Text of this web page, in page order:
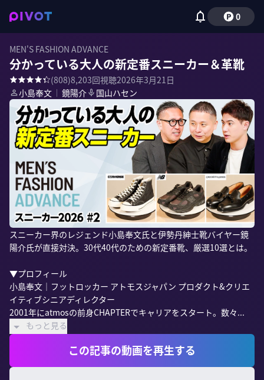
0
MEN'S FASHION ADVANCE
分かっている大人の新定番スニーカー＆革靴
(808)8,203回視聴2026年3月21日
小島奉文 ｜ 鏡陽介 国山ハセン
スニーカー界のレジェンド小島奉文氏と伊勢丹紳士靴バイヤー鏡
陽介氏が直接対決。30代40代のための新定番靴、厳選10選とは。
▼プロフィール
小島奉文｜フットロッカー アトモスジャパン プロダクト&クリエ
イティブシニアディレクター
2001年にatmosの前身CHAPTERでキャリアをスタート。数々...
もっと見る
この記事の動画を再生する